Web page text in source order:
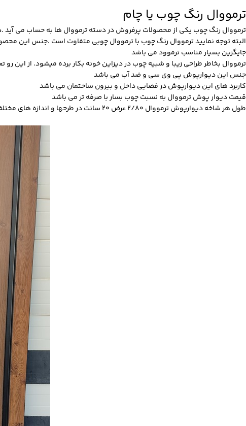
ترمووال رنگ چوب یا چام
ترمووال رنگ چوب یکی از محصولات پرفروش در دسته ترمووال ها به حساب می
البته توجه نمایید ترمووال رنگ چوب با ترمووال چوبی متفاوت است .جنس این
جایگزین بسیار مناسب ترموود می باشد
ترمووال بخاطر طراحی زیبا و شبیه چوب در دیزاین خونه بکار برده میشود. از این رو
جنس این دیوارپوش پی وی سی و ضد آب می باشد
کاربرد های این دیوارپوش در فضایی داخل و بیرون ساختمان می باشد
قیمت دیوار پوش ترمووال به نسبت چوب بسار با صرفه تر می باشد
طول هر شاخه دیوارپوش ترمووال 2/80 عرض 20 سانت در طرحها و اندازه های مختلف تولید می شود.